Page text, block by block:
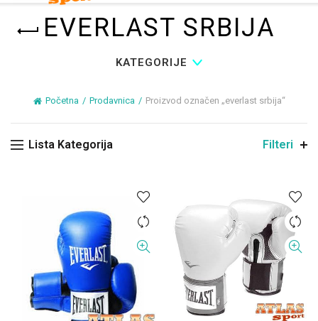
EVERLAST SRBIJA
KATEGORIJE
Početna Prodavnica Proizvod označen „everlast srbija“
Lista Kategorija Filteri